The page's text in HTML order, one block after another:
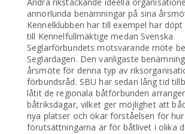
annorlunda benämningar på sina
Kennelklubben har till exempel har
till Kennelfullmäktige medan Svenska
Seglarförbundets motsvarande möte
Seglardagen. Den vanligaste
årsmöte för denna typ av
förbundsråd. SBU har sedan lång tid
låtit de regionala båtförbunden
båtriksdagar, vilket ger möjlighet att
nya platser och ökar förståelsen för
förutsättningarna är för båtlivet i olika